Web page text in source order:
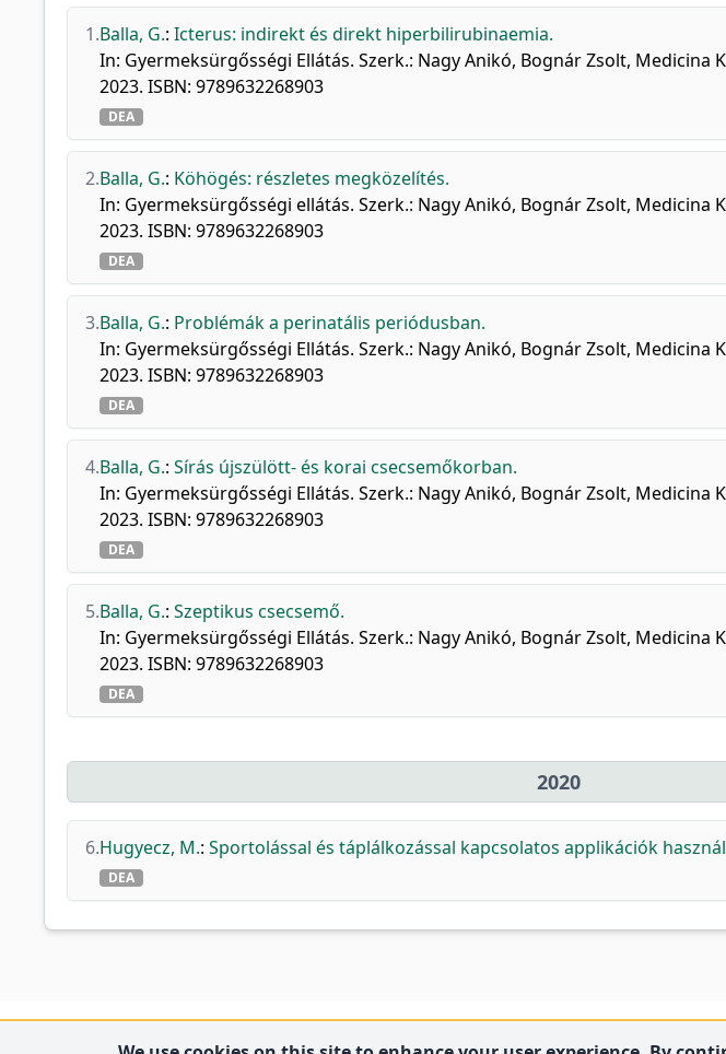
1.Balla, G.: Icterus: indirekt és direkt hiperbilirubinaemia.
In: Gyermeksürgősségi Ellátás. Szerk.: Nagy Anikó, Bognár Zsolt, Medicina
2023. ISBN: 9789632268903
DEA
2.Balla, G.: Köhögés: részletes megközelítés.
In: Gyermeksürgősségi ellátás. Szerk.: Nagy Anikó, Bognár Zsolt, Medicina
2023. ISBN: 9789632268903
DEA
3.Balla, G.: Problémák a perinatális periódusban.
In: Gyermeksürgősségi Ellátás. Szerk.: Nagy Anikó, Bognár Zsolt, Medicina
2023. ISBN: 9789632268903
DEA
4.Balla, G.: Sírás újszülött- és korai csecsemőkorban.
In: Gyermeksürgősségi Ellátás. Szerk.: Nagy Anikó, Bognár Zsolt, Medicina
2023. ISBN: 9789632268903
DEA
5.Balla, G.: Szeptikus csecsemő.
In: Gyermeksürgősségi Ellátás. Szerk.: Nagy Anikó, Bognár Zsolt, Medicina
2023. ISBN: 9789632268903
DEA
2020
6.Hugyecz, M.: Sportolással és táplálkozással kapcsolatos applikációk
DEA